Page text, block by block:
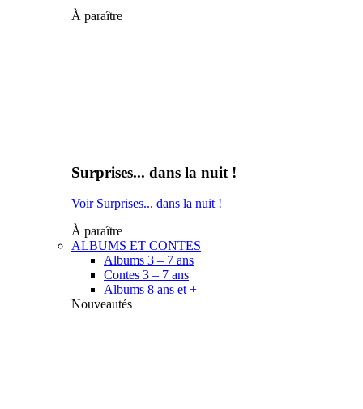
À paraître
Surprises... dans la nuit !
Voir Surprises... dans la nuit !
À paraître
ALBUMS ET CONTES
Albums 3 – 7 ans
Contes 3 – 7 ans
Albums 8 ans et +
Nouveautés